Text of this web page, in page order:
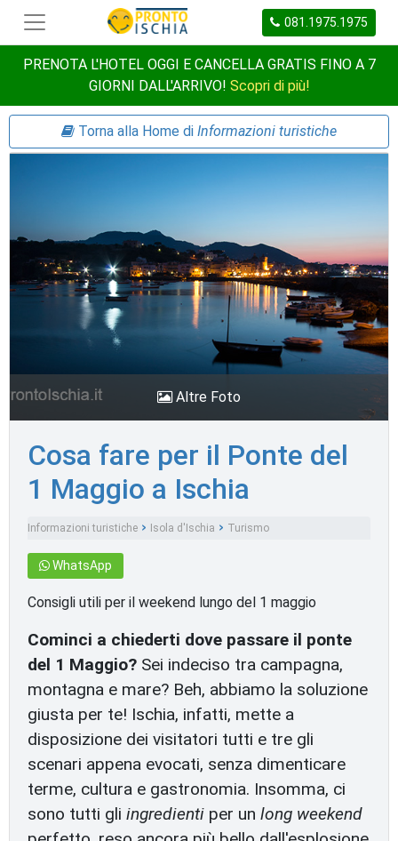
081.1975.1975
PRENOTA L'HOTEL OGGI E CANCELLA GRATIS FINO A 7
GIORNI DALL'ARRIVO! Scopri di più!
Torna alla Home di Informazioni turistiche
Altre Foto
Cosa fare per il Ponte del
1 Maggio a Ischia
Informazioni turistiche Isola d'Ischia Turismo
WhatsApp
Consigli utili per il weekend lungo del 1 maggio
Cominci a chiederti dove passare il ponte
del 1 Maggio? Sei indeciso tra campagna,
montagna e mare? Beh, abbiamo la soluzione
giusta per te! Ischia, infatti, mette a
disposizione dei visitatori tutti e tre gli
scenari appena evocati, senza dimenticare
terme, cultura e gastronomia. Insomma, ci
sono tutti gli ingredienti per un long weekend